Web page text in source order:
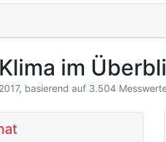
im
basierend auf 3.504